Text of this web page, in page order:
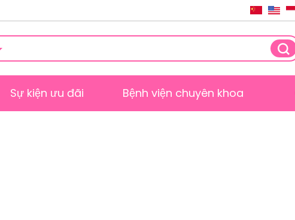
Sự kiện ưu đãi Bệnh viện chuyên khoa